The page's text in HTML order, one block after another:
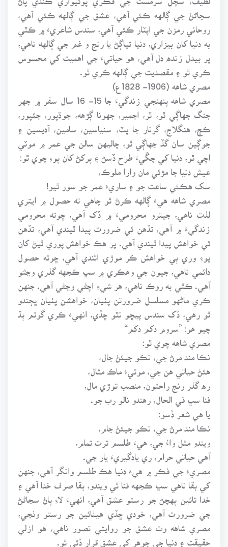
سڃاڻڻ جي ڳالهه ڪئي آهي، عشق جي ڳالهه ڪئي آهي،
روحاني رمزن جي اپٽار ڪئي آهي، سندس شاعريءَ ۾ ڪٿي
به دنيا کان بيزاري، دنيا تياڳڻ يا رنج و غم جي ڳالهه ناهي،
پر بيدل زنده دل آهي، هو حياتيءَ جي اهميت کي محسوس
ڪري ٿو ۽ مقصديت جي ڳالهه ڪري ٿو.
مصري شاهه (1906- 1828ع)
مصري شاهه پنهنجي زندگيءَ جا 15- 16 سال سفر ۾ جهر
جنگ جهاڳي ٿو، ٿر، اجمير، جهونا ڳڙهه، جوڌپور، جئپور،
ڪڇ، هنگلاج، گرنار جا پٽ، سنياسين، سامين، آديسين ۽
جوڳين سان گڏ جهاڳي ٿو، چاليهن سالن جي عمر ۾ موٽي
اچي ٿو، دنيا کي چڱيءَ طرح ڏسڻ ۽ پرکڻ کان پوءِ چوي ٿو:
عيش دنيا جا مڙئي مان وارا ملوڪ،
سک هڪئي ساعت جو ۽ ساريءَ عمر جو سور ٿيو!
مصري شاهه هيءَ ڳالهه ڪرڻ ٿو چاهي ته حصول ۾ ايتري
لذت ناهي، جيترو محروميءَ ۾ ڏک آهي، ڇوته محرومي
زندگيءَ ۾ آهي، تڏهن ئي ضرورت پيدا ٿيندي آهي، تڏهن
ئي خواهش پيدا ٿيندي آهي. پر هڪ خواهش پوري ٿيڻ کان
پوءِ وري ٻي خواهش ڪر موڙي اٿندي آهي، ڇوته حصول
دائمي ناهي، جيون جي وهڪري ۾ سڀ ڪجهه گذري وڃڻو
آهي. ڪٿي به روڪ ناهي، هر شيءِ اچڻي وڃڻي آهي. جنهن
ڪري ماڻهو مسلسل ضرورتن پٺيان، خواهشن پٺيان ڀڄندو
ٿو رهي، ڏک سندس پيڇو نٿو ڇڏي، انهيءَ ڪري گوتم ٻڌ
چيو هو: ”سروم دکم دکم“
مصري شاهه چوي ٿو:
نڪا مند مرڻ جي، نڪو جيئڻ جال،
هئڻ حياتي هن جي، موتيءَ ماڪ مثال،
ره گذر رنج راحتون، منصب توڙي مال،
فنا سڀ في الحال، رهندو نالو رب جو.
يا هي شعر ڏسو:
نڪا مند مرڻ جي، نڪو جيئڻ جام،
ويندو مثل واءُ جي، هيءَ طلسم ترت تمام،
آهي حياتي حرام، ري يادگيريءَ يار جي.
مصريءَ جي فڪر ۾ هيءَ دنيا هڪ طلسم وانگر آهي، جنهن
کي بقا ناهي سڀ ڪجهه فنا ٿي ويندو، بقا صرف خدا آهي ۽
خدا تائين پهچڻ جو رستو عشق آهي، انهيءَ لاءِ پاڻ سڃاڻڻ
جي ضرورت آهي، خودي ڇڏي هيٺائين جو رستو وٺجي،
مصري شاهه وٽ عشق جو روايتي تصور ناهي، هو ازلي
حقيقت ۽ دنيا جي جوهر کي عشق قرار ڏئي ٿو.